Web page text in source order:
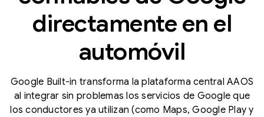
directamente en el
automóvil
Google Built-in transforma la plataforma central AAOS
al integrar sin problemas los servicios de Google que
los conductores ya utilizan (como Maps, Google Play y